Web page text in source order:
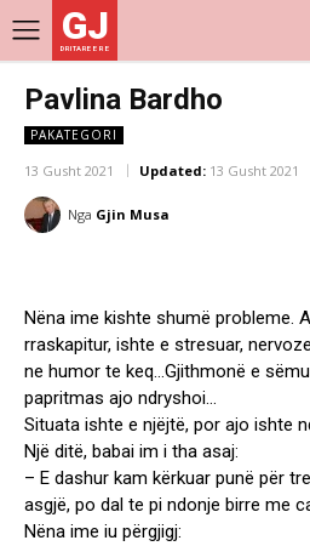
GJ
DRITARE E RE
Pavlina Bardho
PAKATEGORI
13 Gusht 2021 Updated: 13 Gusht 2021
Nga Gjin Musa
Nëna ime kishte shumë probleme.
rraskapitur, ishte e stresuar,
ne humor te keq…Gjithmonë e
papritmas ajo ndryshoi…
Situata ishte e njëjtë, por ajo ishte
Një ditë, babai im i tha asaj:
– E dashur kam kërkuar punë për
asgjë, po dal te pi ndonje birre me
Nëna ime iu përgjigj: